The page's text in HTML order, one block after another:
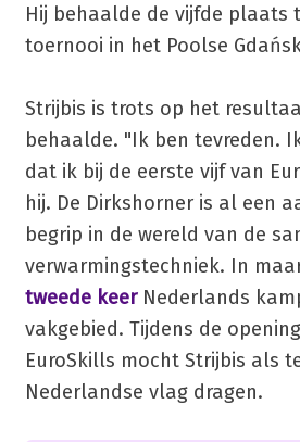
Hij behaalde de vijfde plaats
toernooi in het Poolse
Strijbis is trots op het
behaalde. "Ik ben tevreden.
dat ik bij de eerste vijf van
hij. De Dirkshorner is al een
begrip in de wereld van de
verwarmingstechniek. In
tweede keerNederlands
vakgebied. Tijdens de
EuroSkills mocht Strijbis als
Nederlandse vlag dragen.